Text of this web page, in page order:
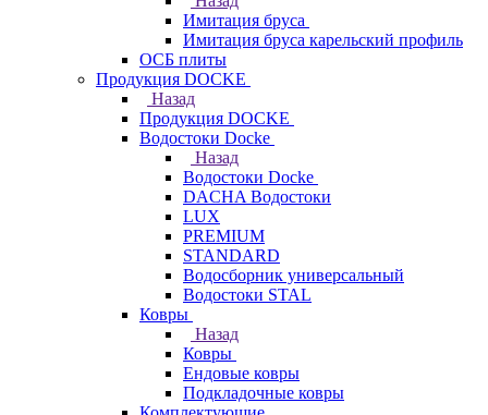
Имитация бруса
Имитация бруса карельский профиль
ОСБ плиты
Продукция DOCKE
Назад
Продукция DOCKE
Водостоки Docke
Назад
Водостоки Docke
DACHA Водостоки
LUX
PREMIUM
STANDARD
Водосборник универсальный
Водостоки STAL
Ковры
Назад
Ковры
Ендовые ковры
Подкладочные ковры